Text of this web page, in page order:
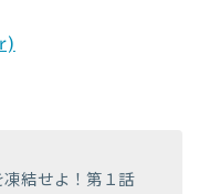
凍結せよ！第１話